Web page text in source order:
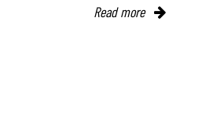
Read more